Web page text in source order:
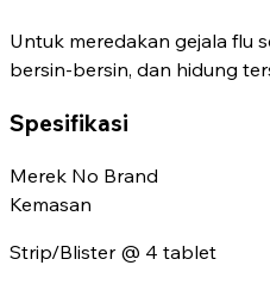
Untuk meredakan gejala flu
bersin-bersin, dan hidung
Spesifikasi
Merek No Brand
Kemasan
Strip/Blister @ 4 tablet